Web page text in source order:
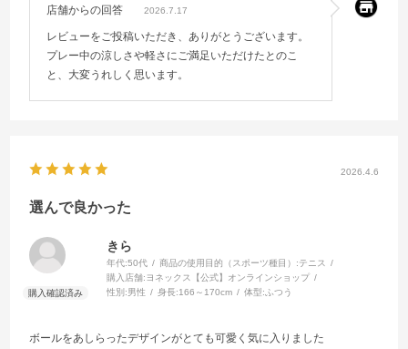
店舗からの回答 2026.7.17
レビューをご投稿いただき、ありがとうございます。
プレー中の涼しさや軽さにご満足いただけたとのこ
と、大変うれしく思います。
2026.4.6
選んで良かった
きら
年代:50代 商品の使用目的（スポーツ種目）:テニス
購入店舗:ヨネックス【公式】オンラインショップ
性別:男性 身長:166～170cm 体型:ふつう
ボールをあしらったデザインがとても可愛く気に入りました